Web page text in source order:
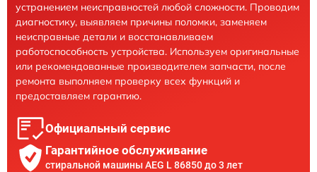
устранением неисправностей любой сложности. Проводим
диагностику, выявляем причины поломки, заменяем
неисправные детали и восстанавливаем
работоспособность устройства. Используем оригинальные
или рекомендованные производителем запчасти, после
ремонта выполняем проверку всех функций и
предоставляем гарантию.
Официальный сервис
Гарантийное обслуживание
стиральной машины AEG L 86850 до 3 лет